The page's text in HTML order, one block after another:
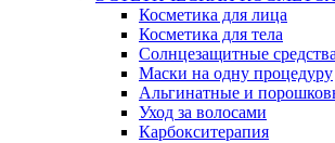
Косметика для лица
Косметика для тела
Солнцезащитные средства
Маски на одну процедуру
Альгинатные и
Уход за волосами
Карбокситерапия